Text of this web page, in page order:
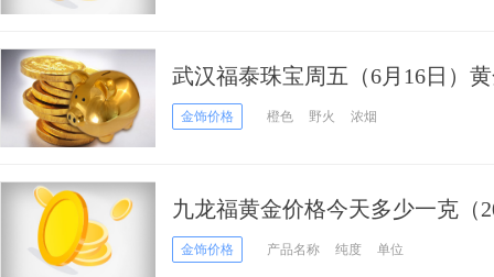
武汉福泰珠宝周五（6月16日）
金饰价格 橙色 野火 浓烟
九龙福黄金价格今天多少一克（
金饰价格 产品名称 纯度 单位